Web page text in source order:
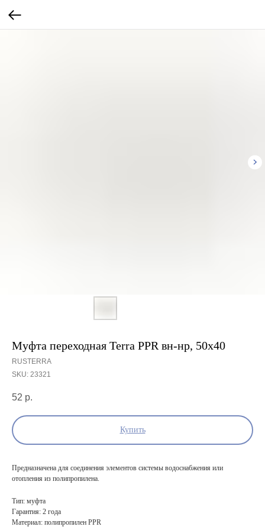
Муфта переходная Terra PPR вн-нр, 50х40
RUSTERRA
SKU: 23321
52 р.
Купить
Предназначена для соединения элементов системы водоснабжения или
отопления из полипропилена.
Тип: муфта
Гарантия: 2 года
Материал: полипропилен PPR